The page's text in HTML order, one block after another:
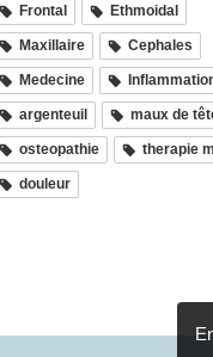
Frontal Ethmoidal
Maxillaire Cephales
Medecine
argenteuil maux de
osteopathie therapie
douleur